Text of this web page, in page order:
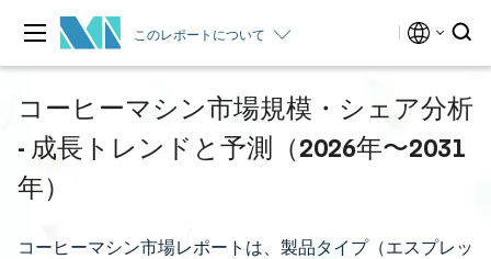
このレポートについて
コーヒーマシン市場規模・シェア分析
- 成長トレンドと予測（2026年〜2031
年）
コーヒーマシン市場レポートは、製品タイプ（エスプレッ